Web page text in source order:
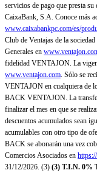
servicios de pago que presta su
CaixaBank, S.A. Conoce más
www.caixabankpc.com/es/
Club de Ventajas de la
Generales en
fidelidad VENTAJON. La
www.ventajon.com. Sólo se
VENTAJON en cualquiera de
BACK VENTAJON. La
finalizar el mes en que se
descuentos acumulados sean
acumulables con otro tipo de
BACK se abonarán una vez
Comercios Asociados en
31/12/2026. (3) (3) T.I.N. 0%